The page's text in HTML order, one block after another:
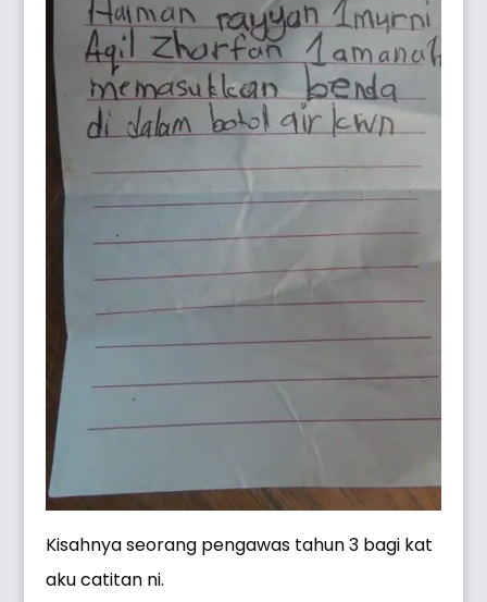
Kisahnya seorang pengawas tahun 3 bagi kat
aku catitan ni.